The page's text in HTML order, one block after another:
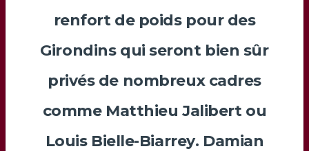
renfort de poids pour des
Girondins qui seront bien sûr
privés de nombreux cadres
comme Matthieu Jalibert ou
Louis Bielle-Biarrey. Damian